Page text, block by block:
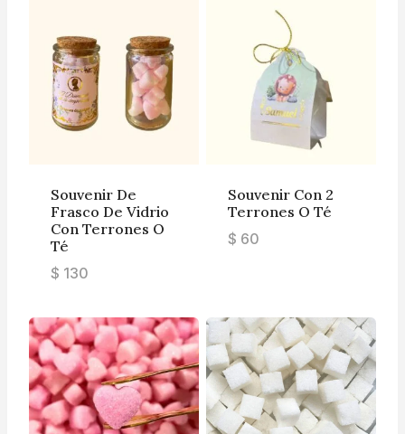
Souvenir De
Frasco De Vidrio
Con Terrones O
Té
$ 130
Souvenir Con 2
Terrones O Té
$ 60